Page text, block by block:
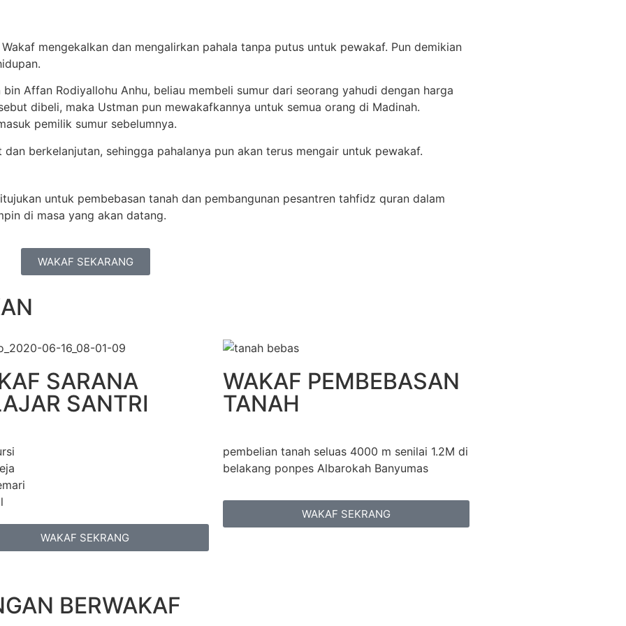
mengekalkan dan mengalirkan pahala tanpa putus untuk pewakaf. Pun demikian
Affan Rodiyallohu Anhu, beliau membeli sumur dari seorang yahudi dengan harga
dibeli, maka Ustman pun mewakafkannya untuk semua orang di Madinah.
pemilik sumur sebelumnya.
berkelanjutan, sehingga pahalanya pun akan terus mengair untuk pewakaf.
untuk pembebasan tanah dan pembangunan pesantren tahfidz quran dalam
di masa yang akan datang.
WAKAF SEKARANG
SARANA
SANTRI
WAKAF SEKRANG
WAKAF PEMBEBASAN
TANAH
pembelian tanah seluas 4000 m senilai 1.2M di
belakang ponpes Albarokah Banyumas
WAKAF SEKRANG
BERWAKAF